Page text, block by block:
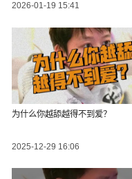
2026-01-19 15:41
为什么你越舔越得不到爱？
2025-12-29 16:06